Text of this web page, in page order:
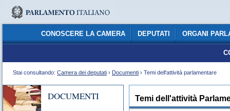
CONOSCERE LA CAMERA DEPUTATI ORGANI
Stai consultando: Camera dei deputati › Documenti › Temi dell'attività parlamentare
DOCUMENTI Temi dell'attività